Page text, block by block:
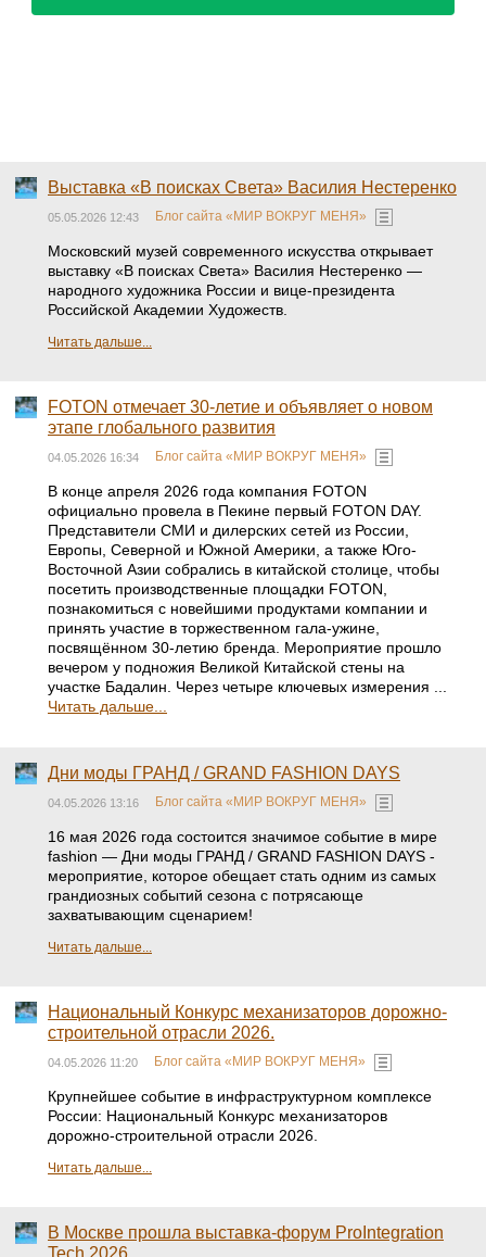
Выставка «В поисках Света» Василия Нестеренко
05.05.2026 12:43 Блог сайта «МИР ВОКРУГ МЕНЯ»
Московский музей современного искусства открывает
выставку «В поисках Света» Василия Нестеренко —
народного художника России и вице-президента
Российской Академии Художеств.
Читать дальше...
FOTON отмечает 30‑летие и объявляет о новом
этапе глобального развития
04.05.2026 16:34 Блог сайта «МИР ВОКРУГ МЕНЯ»
В конце апреля 2026 года компания FOTON
официально провела в Пекине первый FOTON DAY.
Представители СМИ и дилерских сетей из России,
Европы, Северной и Южной Америки, а также Юго-
Восточной Азии собрались в китайской столице, чтобы
посетить производственные площадки FOTON,
познакомиться с новейшими продуктами компании и
принять участие в торжественном гала-ужине,
посвящённом 30-летию бренда. Мероприятие прошло
вечером у подножия Великой Китайской стены на
участке Бадалин. Через четыре ключевых измерения ...
Читать дальше...
Дни моды ГРАНД / GRAND FASHION DAYS
04.05.2026 13:16 Блог сайта «МИР ВОКРУГ МЕНЯ»
16 мая 2026 года состоится значимое событие в мире
fashion — Дни моды ГРАНД / GRAND FASHION DAYS -
мероприятие, которое обещает стать одним из самых
грандиозных событий сезона с потрясающе
захватывающим сценарием!
Читать дальше...
Национальный Конкурс механизаторов дорожно-
строительной отрасли 2026.
04.05.2026 11:20 Блог сайта «МИР ВОКРУГ МЕНЯ»
Крупнейшее событие в инфраструктурном комплексе
России: Национальный Конкурс механизаторов
дорожно-строительной отрасли 2026.
Читать дальше...
В Москве прошла выставка-форум ProIntegration
Tech 2026